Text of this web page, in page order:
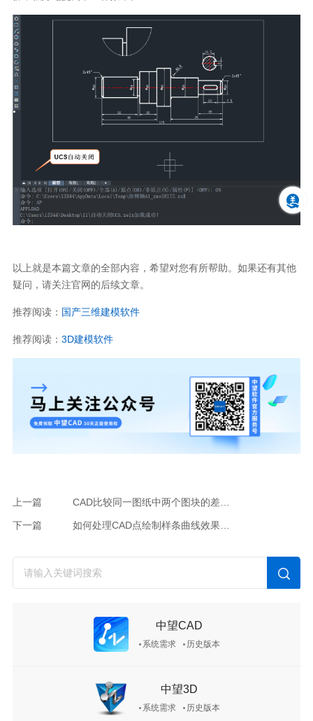
以上就是本篇文章的全部内容，希望对您有所帮助。如果还有其他
疑问，请关注官网的后续文章。
推荐阅读： 国产三维建模软件
推荐阅读： 3D建模软件
上一篇 CAD比较同一图纸中两个图块的差异的方法
下一篇 如何处理CAD点绘制样条曲线效果未正常显示的情况？
中望CAD
系统需求 历史版本
中望3D
系统需求 历史版本